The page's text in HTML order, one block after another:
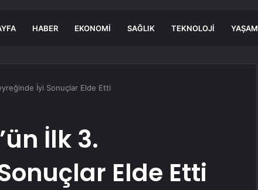
HABER EKONOMI SAĞLIK TEKNOLOJI YAŞAM
İyi Sonuçlar Elde Etti
İlk 3.
Elde Etti